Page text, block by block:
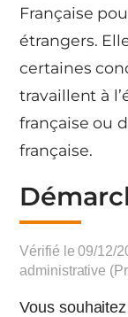
Française
étrangers.
certaines
travaillent à
française ou
française.
Vérifié le 09/12/
administrative
Vous